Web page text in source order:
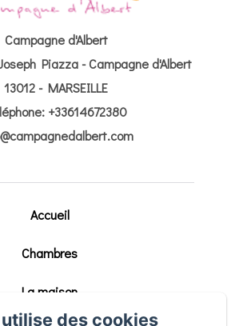
Campagne d'Albert
Piazza - Campagne d'Albert
13012 - MARSEILLE
+33614672380
Accueil
Chambres
La maison
des cookies